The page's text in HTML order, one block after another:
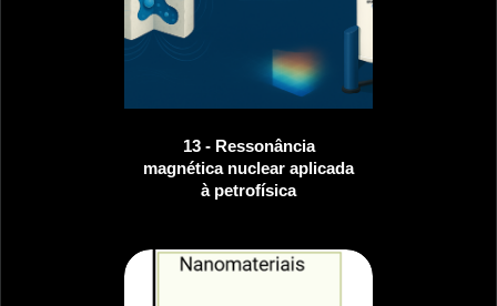
13 - Ressonância
magnética nuclear aplicada
à petrofísica